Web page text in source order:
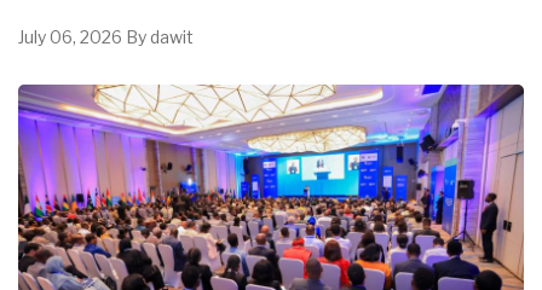
የምክክር
መድረክ
መካሄድ
ጀመረ
July 06, 2026 By dawit